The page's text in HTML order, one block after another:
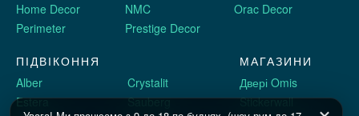
Home Decor
NMC
Orac Decor
Perimeter
Prestige Decor
ПІДВІКОННЯ
Alber
Crystalit
Estera
Sauberg
МАГАЗИНИ
Двері Omis
Stickerwall